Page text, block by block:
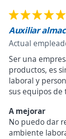
Auxiliar
Actual
Ser una
productos, es
laboral y
sus equipos
A mejorar
No puedo dar
ambiente